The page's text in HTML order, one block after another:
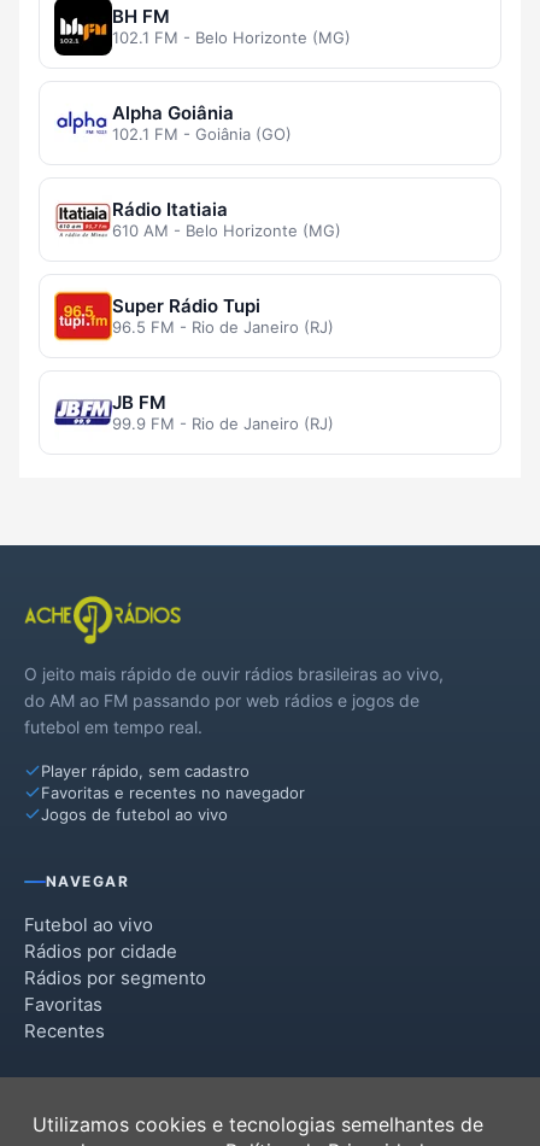
BH FM
102.1 FM - Belo Horizonte (MG)
Alpha Goiânia
102.1 FM - Goiânia (GO)
Rádio Itatiaia
610 AM - Belo Horizonte (MG)
Super Rádio Tupi
96.5 FM - Rio de Janeiro (RJ)
JB FM
99.9 FM - Rio de Janeiro (RJ)
O jeito mais rápido de ouvir rádios brasileiras ao vivo,
do AM ao FM passando por web rádios e jogos de
futebol em tempo real.
Player rápido, sem cadastro
Favoritas e recentes no navegador
Jogos de futebol ao vivo
NAVEGAR
Futebol ao vivo
Rádios por cidade
Rádios por segmento
Favoritas
Recentes
Utilizamos cookies e tecnologias semelhantes de